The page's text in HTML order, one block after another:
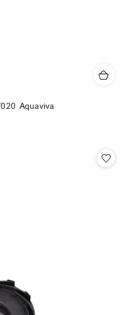
Aquaviva